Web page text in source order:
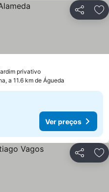
Partilhar
privativo
a 11.6 km de Águeda
Ver preços
Partilhar